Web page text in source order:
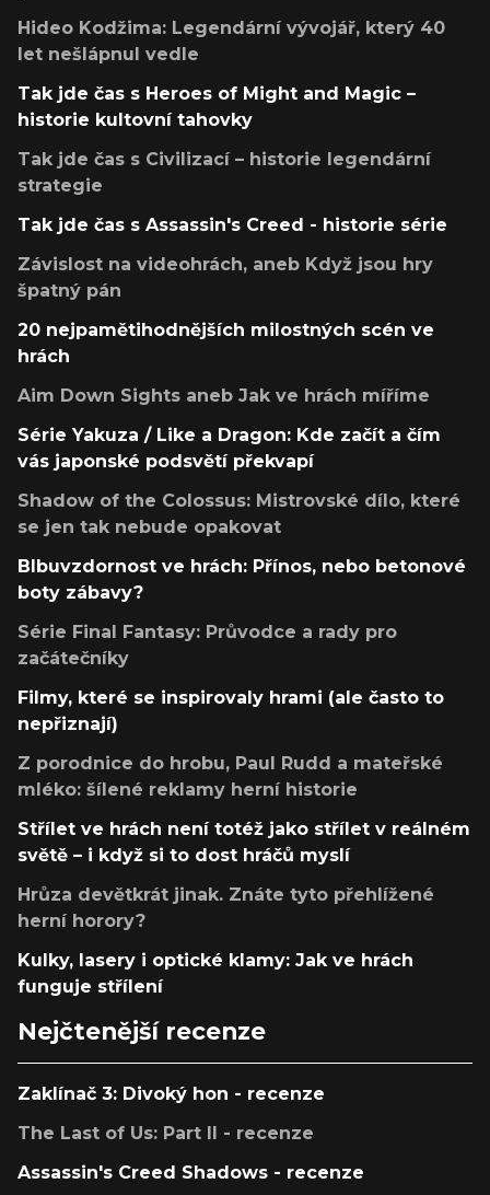
Hideo Kodžima: Legendární vývojář, který 40
let nešlápnul vedle
Tak jde čas s Heroes of Might and Magic –
historie kultovní tahovky
Tak jde čas s Civilizací – historie legendární
strategie
Tak jde čas s Assassin's Creed - historie série
Závislost na videohrách, aneb Když jsou hry
špatný pán
20 nejpamětihodnějších milostných scén ve
hrách
Aim Down Sights aneb Jak ve hrách míříme
Série Yakuza / Like a Dragon: Kde začít a čím
vás japonské podsvětí překvapí
Shadow of the Colossus: Mistrovské dílo, které
se jen tak nebude opakovat
Blbuvzdornost ve hrách: Přínos, nebo betonové
boty zábavy?
Série Final Fantasy: Průvodce a rady pro
začátečníky
Filmy, které se inspirovaly hrami (ale často to
nepřiznají)
Z porodnice do hrobu, Paul Rudd a mateřské
mléko: šílené reklamy herní historie
Střílet ve hrách není totéž jako střílet v reálném
světě – i když si to dost hráčů myslí
Hrůza devětkrát jinak. Znáte tyto přehlížené
herní horory?
Kulky, lasery i optické klamy: Jak ve hrách
funguje střílení
Nejčtenější recenze
Zaklínač 3: Divoký hon - recenze
The Last of Us: Part II - recenze
Assassin's Creed Shadows - recenze